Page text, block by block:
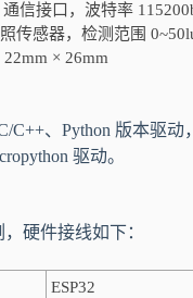
信接口，波特率
传感器，检测范围
× 26mm
C++、Python 版本驱
驱动。
硬件接线如下：
ESP32